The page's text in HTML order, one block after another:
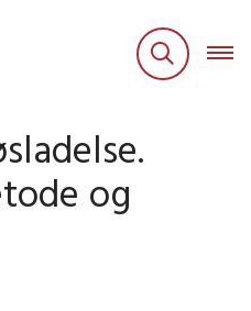
og